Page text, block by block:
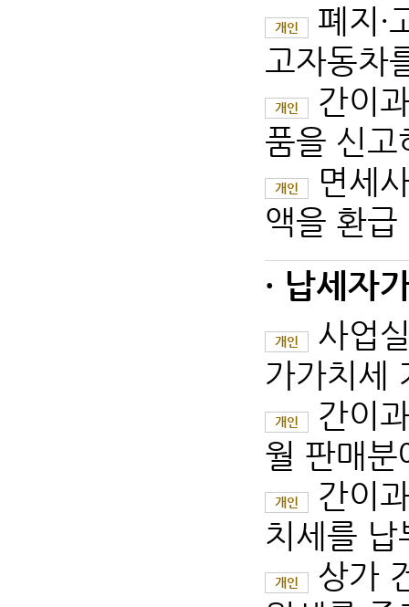
개인
폐지·
고자동차
개인
간이
품을 신
개인
면세
액을 환
· 납세자
개인
사업
가가치세
개인
간이
월 판매
개인
간이
치세를
개인
상가